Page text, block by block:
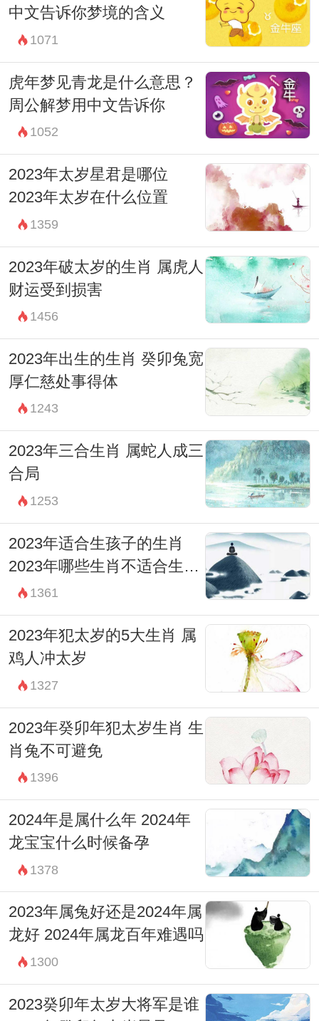
中文告诉你梦境的含义
1071
虎年梦见青龙是什么意思？
周公解梦用中文告诉你
1052
2023年太岁星君是哪位
2023年太岁在什么位置
1359
2023年破太岁的生肖 属虎人
财运受到损害
1456
2023年出生的生肖 癸卯兔宽
厚仁慈处事得体
1243
2023年三合生肖 属蛇人成三
合局
1253
2023年适合生孩子的生肖
2023年哪些生肖不适合生孩
子 1361
2023年犯太岁的5大生肖 属
鸡人冲太岁
1327
2023年癸卯年犯太岁生肖 生
肖兔不可避免
1396
2024年是属什么年 2024年
龙宝宝什么时候备孕
1378
2023年属兔好还是2024年属
龙好 2024年属龙百年难遇吗
1300
2023癸卯年太岁大将军是谁